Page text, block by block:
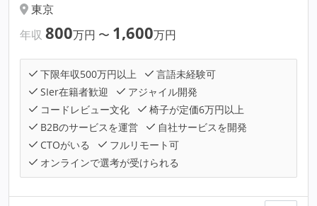
東京
年収 800万円 〜 1,600万円
下限年収500万円以上
言語未経験可
SIer在籍者歓迎
アジャイル開発
コードレビュー文化
椅子が定価6万円以上
B2Bのサービスを運営
自社サービスを開発
CTOがいる
フルリモート可
オンラインで選考が受けられる